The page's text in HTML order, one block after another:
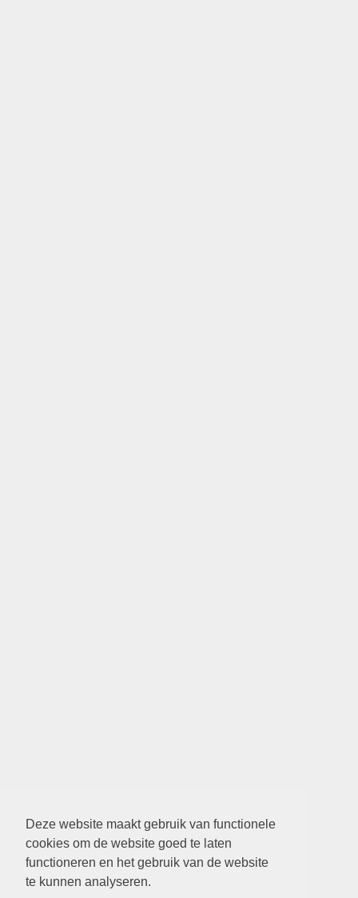
Deze website maakt gebruik van functionele
cookies om de website goed te laten
functioneren en het gebruik van de website
te kunnen analyseren.